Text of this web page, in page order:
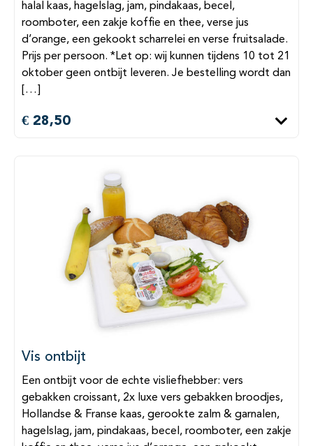
halal kaas, hagelslag, jam, pindakaas, becel,
roomboter, een zakje koffie en thee, verse jus
d’orange, een gekookt scharrelei en verse fruitsalade.
Prijs per persoon. *Let op: wij kunnen tijdens 10 tot 21
oktober geen ontbijt leveren. Je bestelling wordt dan
[…]
€ 28,50
Vis ontbijt
Een ontbijt voor de echte visliefhebber: vers
gebakken croissant, 2x luxe vers gebakken broodjes,
Hollandse & Franse kaas, gerookte zalm & garnalen,
hagelslag, jam, pindakaas, becel, roomboter, een zakje